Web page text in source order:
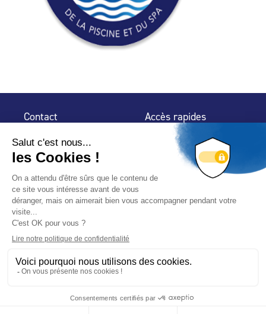
Contact
75 009 Paris
Accès rapides
Espace Presse
Trouver un
professionnel
Nous suivre